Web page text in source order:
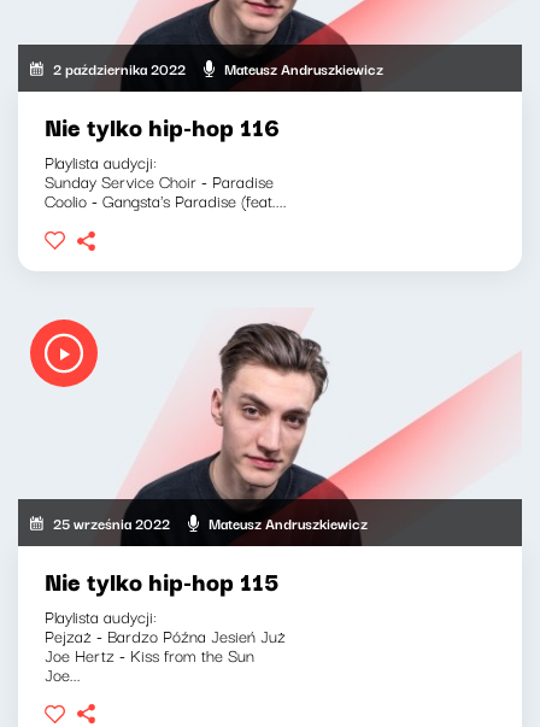
2 października 2022 Mateusz Andruszkiewicz
Nie tylko hip-hop 116
Playlista audycji:
Sunday Service Choir - Paradise
Coolio - Gangsta's Paradise (feat....
25 września 2022 Mateusz Andruszkiewicz
Nie tylko hip-hop 115
Playlista audycji:
Pejzaż - Bardzo Późna Jesień Już
Joe Hertz - Kiss from the Sun
Joe...